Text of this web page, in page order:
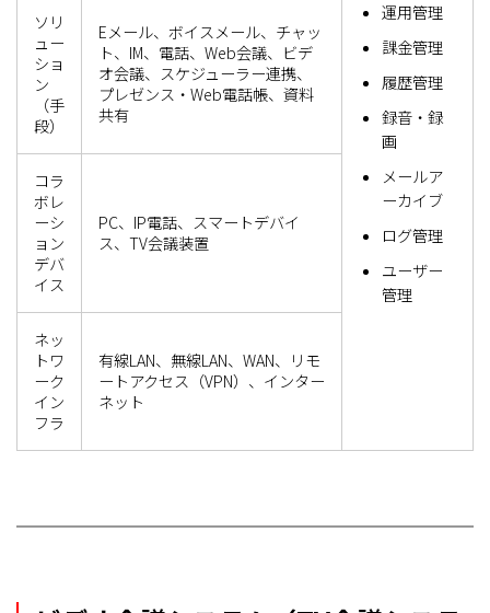
運用管理
課金管理
履歴管理
録音・録
画
メールア
ーカイブ
ログ管理
ユーザー
管理
ソリ
ュー
ショ
ン
（手
段）
Eメール、ボイスメール、チャッ
ト、IM、電話、Web会議、ビデ
オ会議、スケジューラー連携、
プレゼンス・Web電話帳、資料
共有
コラ
ボレ
ーシ
ョン
デバ
イス
PC、IP電話、スマートデバイ
ス、TV会議装置
ネッ
トワ
ーク
イン
フラ
有線LAN、無線LAN、WAN、リモ
ートアクセス（VPN）、インター
ネット